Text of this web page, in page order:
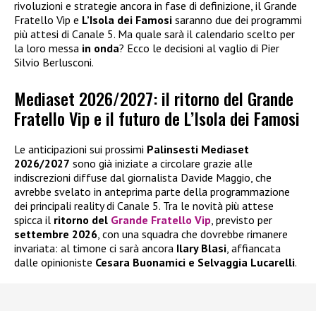
rivoluzioni e strategie ancora in fase di definizione, il Grande
Fratello Vip e L’Isola dei Famosi saranno due dei programmi
più attesi di Canale 5. Ma quale sarà il calendario scelto per
la loro messa in onda? Ecco le decisioni al vaglio di Pier
Silvio Berlusconi.
Mediaset 2026/2027: il ritorno del Grande
Fratello Vip e il futuro de L’Isola dei Famosi
Le anticipazioni sui prossimi Palinsesti Mediaset
2026/2027 sono già iniziate a circolare grazie alle
indiscrezioni diffuse dal giornalista Davide Maggio, che
avrebbe svelato in anteprima parte della programmazione
dei principali reality di Canale 5. Tra le novità più attese
spicca il ritorno del Grande Fratello Vip , previsto per
settembre 2026 , con una squadra che dovrebbe rimanere
invariata: al timone ci sarà ancora Ilary Blasi , affiancata
dalle opinioniste Cesara Buonamici e Selvaggia Lucarelli.